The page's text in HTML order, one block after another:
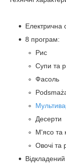
Електрична
8 програм:
Рис
Супи та
Фасоль
Десерти
М'ясо та
Овочі та